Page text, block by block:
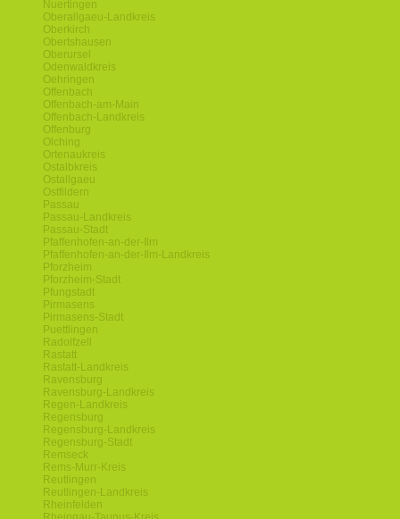
Nuertingen
Oberallgaeu-Landkreis
Oberkirch
Obertshausen
Oberursel
Odenwaldkreis
Oehringen
Offenbach
Offenbach-am-Main
Offenbach-Landkreis
Offenburg
Olching
Ortenaukreis
Ostalbkreis
Ostallgaeu
Ostfildern
Passau
Passau-Landkreis
Passau-Stadt
Pfaffenhofen-an-der-Ilm
Pfaffenhofen-an-der-Ilm-Landkreis
Pforzheim
Pforzheim-Stadt
Pfungstadt
Pirmasens
Pirmasens-Stadt
Puettlingen
Radolfzell
Rastatt
Rastatt-Landkreis
Ravensburg
Ravensburg-Landkreis
Regen-Landkreis
Regensburg
Regensburg-Landkreis
Regensburg-Stadt
Remseck
Rems-Murr-Kreis
Reutlingen
Reutlingen-Landkreis
Rheinfelden